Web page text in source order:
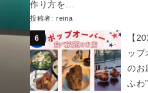
作り方を...
投稿者: reina
【
ップ
のお
ふわ